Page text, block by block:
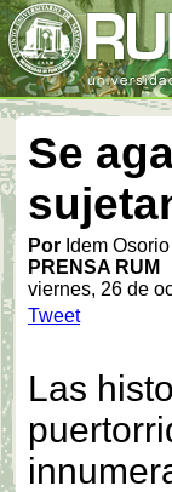
Se
Por Idem
PRENSA RUM
viernes, 26 de
Tweet
Las